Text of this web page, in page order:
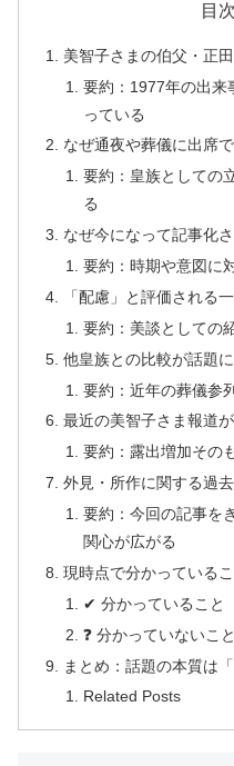
目次
美智子さまの伯父・正
要約：1977年の出来
っている
なぜ通夜や葬儀に出席
要約：皇族としての
る
なぜ今になって記事化
要約：時期や意図に
「配慮」と評価される
要約：美談としての
他皇族との比較が話題に
要約：近年の葬儀参
最近の美智子さま報道
要約：露出増加その
外見・所作に関する過
要約：今回の記事を
関心が広がる
現時点で分かっている
✔ 分かっていること
❓ 分かっていないこと
まとめ：話題の本質は
Related Posts